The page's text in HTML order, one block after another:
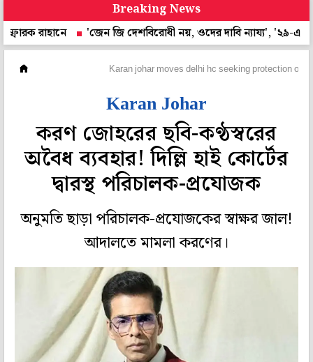
Breaking News
'জেন জি দেশবিরোধী নয়, ওদের দাবি ন্যায্য', '২৯-এ
Karan johar moves delhi hc seeking protection of
Karan Johar
করণ জোহরের ছবি-কণ্ঠস্বরের
অবৈধ ব্যবহার! দিল্লি হাই কোর্টের
দ্বারস্থ পরিচালক-প্রযোজক
অনুমতি ছাড়া পরিচালক-প্রযোজকের স্বাক্ষর জাল!
আদালতে মামলা করণের।